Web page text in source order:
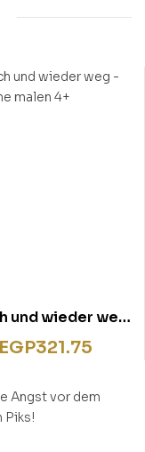
und wieder weg
lerne malen 4+
EGP321.75